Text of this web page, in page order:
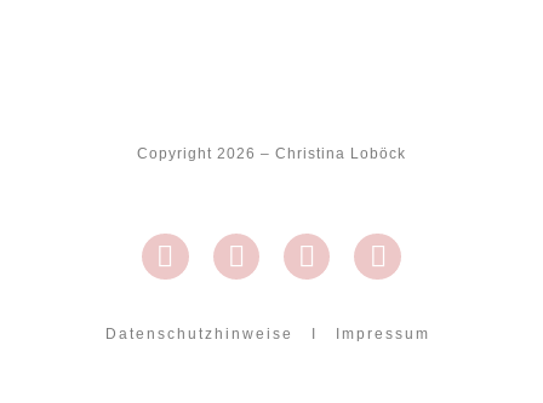
Copyright 2026 – Christina Loböck
Datenschutzhinweise Impressum